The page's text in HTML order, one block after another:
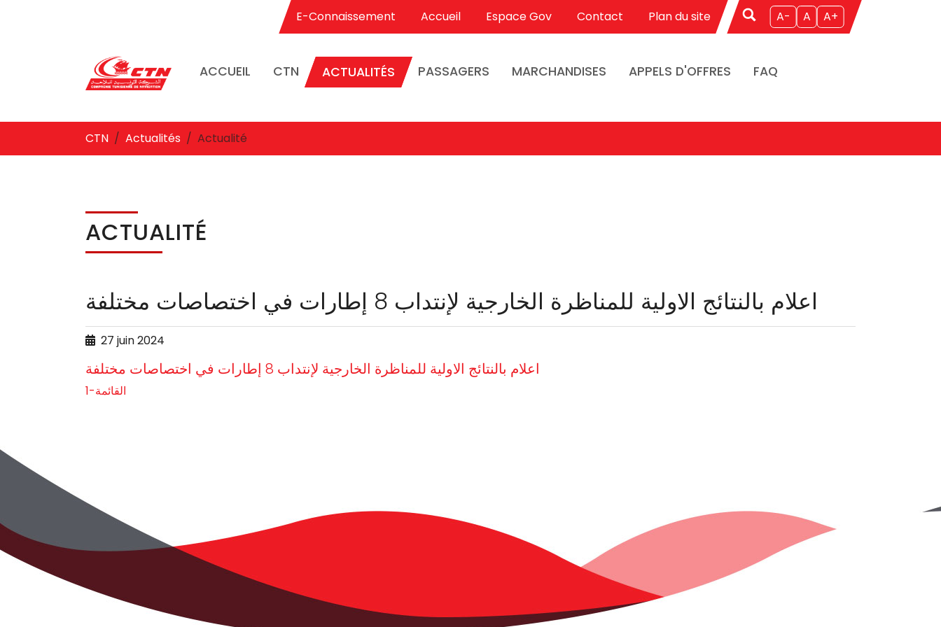
Aller au contenu principal
A- A A+
E-Connaissement Accueil Espace Gov Contact Plan du site
ACCUEIL CTN ACTUALITÉS PASSAGERS MARCHANDISES APPELS D'OFFRES FAQ
Vous êtes ici:
CTN Actualités Actualité
ACTUALITÉ
اعلام بالنتائج الاولية للمناظرة الخارجية لإنتداب 8 إطارات في اختصاصات مختلفة
27 juin 2024
اعلام بالنتائج الاولية للمناظرة الخارجية لإنتداب 8 إطارات في اختصاصات مختلفة
القائمة-1